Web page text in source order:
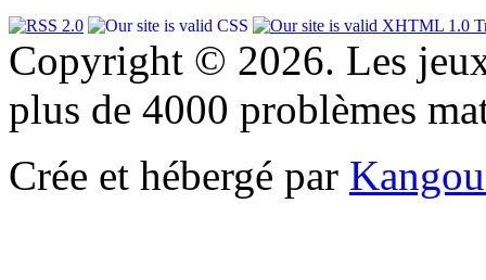
Copyright © 2026. Les
plus de 4000 problèmes
Crée et hébergé par